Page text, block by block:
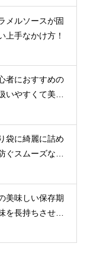
メルソースが固
上手なかけ方！
者におすすめの
いやすくて美味
袋に綺麗に詰め
ぐスムーズな入
美味しい保存期
を長持ちさせる